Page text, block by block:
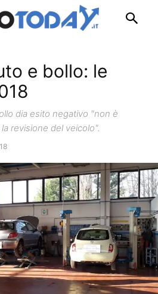
e bollo: le
dia esito negativo "non è
revisione del veicolo".